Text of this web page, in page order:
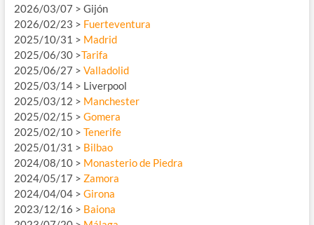
2026/03/07 > Gijón
2026/02/23 > Fuerteventura
2025/10/31 > Madrid
2025/06/30 >Tarifa
2025/06/27 > Valladolid
2025/03/14 > Liverpool
2025/03/12 > Manchester
2025/02/15 > Gomera
2025/02/10 > Tenerife
2025/01/31 > Bilbao
2024/08/10 > Monasterio de Piedra
2024/05/17 > Zamora
2024/04/04 > Girona
2023/12/16 > Baiona